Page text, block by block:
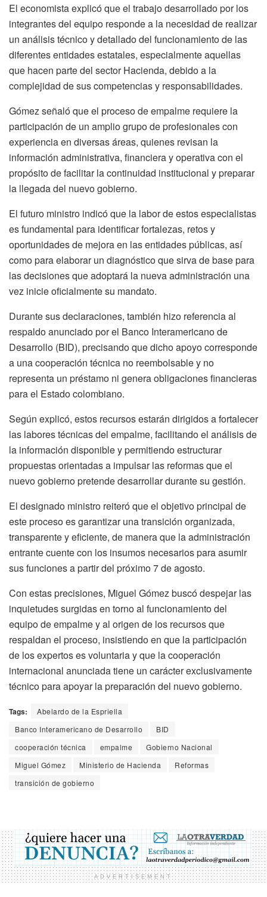
El economista explicó que el trabajo desarrollado por los
integrantes del equipo responde a la necesidad de realizar
un análisis técnico y detallado del funcionamiento de las
diferentes entidades estatales, especialmente aquellas
que hacen parte del sector Hacienda, debido a la
complejidad de sus competencias y responsabilidades.
Gómez señaló que el proceso de empalme requiere la
participación de un amplio grupo de profesionales con
experiencia en diversas áreas, quienes revisan la
información administrativa, financiera y operativa con el
propósito de facilitar la continuidad institucional y preparar
la llegada del nuevo gobierno.
El futuro ministro indicó que la labor de estos especialistas
es fundamental para identificar fortalezas, retos y
oportunidades de mejora en las entidades públicas, así
como para elaborar un diagnóstico que sirva de base para
las decisiones que adoptará la nueva administración una
vez inicie oficialmente su mandato.
Durante sus declaraciones, también hizo referencia al
respaldo anunciado por el Banco Interamericano de
Desarrollo (BID), precisando que dicho apoyo corresponde
a una cooperación técnica no reembolsable y no
representa un préstamo ni genera obligaciones financieras
para el Estado colombiano.
Según explicó, estos recursos estarán dirigidos a fortalecer
las labores técnicas del empalme, facilitando el análisis de
la información disponible y permitiendo estructurar
propuestas orientadas a impulsar las reformas que el
nuevo gobierno pretende desarrollar durante su gestión.
El designado ministro reiteró que el objetivo principal de
este proceso es garantizar una transición organizada,
transparente y eficiente, de manera que la administración
entrante cuente con los insumos necesarios para asumir
sus funciones a partir del próximo 7 de agosto.
Con estas precisiones, Miguel Gómez buscó despejar las
inquietudes surgidas en torno al funcionamiento del
equipo de empalme y al origen de los recursos que
respaldan el proceso, insistiendo en que la participación
de los expertos es voluntaria y que la cooperación
internacional anunciada tiene un carácter exclusivamente
técnico para apoyar la preparación del nuevo gobierno.
Tags:
Abelardo de la Espriella
Banco Interamericano de Desarrollo
BID
cooperación técnica
empalme
Gobierno Nacional
Miguel Gómez
Ministerio de Hacienda
Reformas
transición de gobierno
ADVERTISEMENT